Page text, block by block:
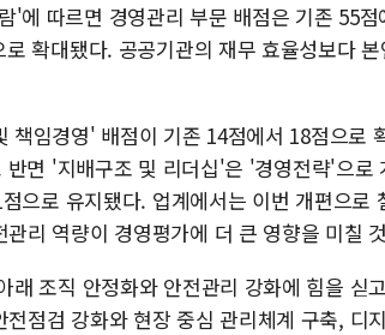
'에 따르면 경영관리 부문 배점은 기존 55
확대됐다. 공공기관의 재무 효율성보다
책임경영' 배점이 기존 14점에서 18점으로
반면 '지배구조 및 리더십'은 '경영전략'으로
으로 유지됐다. 업계에서는 이번 개편으로
관리 역량이 경영평가에 더 큰 영향을 미칠
래 조직 안정화와 안전관리 강화에 힘을 싣
점검 강화와 현장 중심 관리체계 구축, 디